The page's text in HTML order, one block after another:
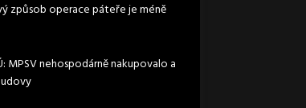
způsob operace páteře je méně
MPSV nehospodárně nakupovalo a